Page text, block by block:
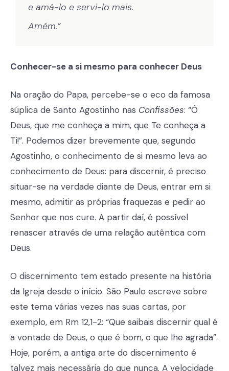
e amá-lo e servi-lo mais.
Amém.”
Conhecer-se a si mesmo para conhecer Deus
Na oração do Papa, percebe-se o eco da famosa
súplica de Santo Agostinho nas Confissões: “Ó
Deus, que me conheça a mim, que Te conheça a
Ti!”. Podemos dizer brevemente que, segundo
Agostinho, o conhecimento de si mesmo leva ao
conhecimento de Deus: para discernir, é preciso
situar-se na verdade diante de Deus, entrar em si
mesmo, admitir as próprias fraquezas e pedir ao
Senhor que nos cure. A partir daí, é possível
renascer através de uma relação autêntica com
Deus.
O discernimento tem estado presente na história
da Igreja desde o início. São Paulo escreve sobre
este tema várias vezes nas suas cartas, por
exemplo, em Rm 12,1-2: “Que saibais discernir qual é
a vontade de Deus, o que é bom, o que lhe agrada”.
Hoje, porém, a antiga arte do discernimento é
talvez mais necessária do que nunca. A velocidade